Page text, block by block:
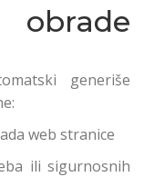
generiše
web stranice
ili sigurnosnih